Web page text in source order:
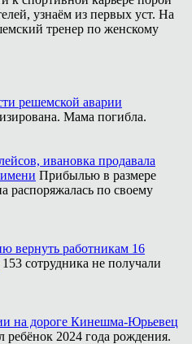
узнаём из первых уст. На
тренер по женскому
решемской аварии
Мама погибла.
ивановка продавала
имени Прибылью в размере
распоряжалась по своему
вернуть работникам 16
153 сотрудника не получали
на дороге Кинешма-Юрьевец
ребёнок 2024 года рождения.